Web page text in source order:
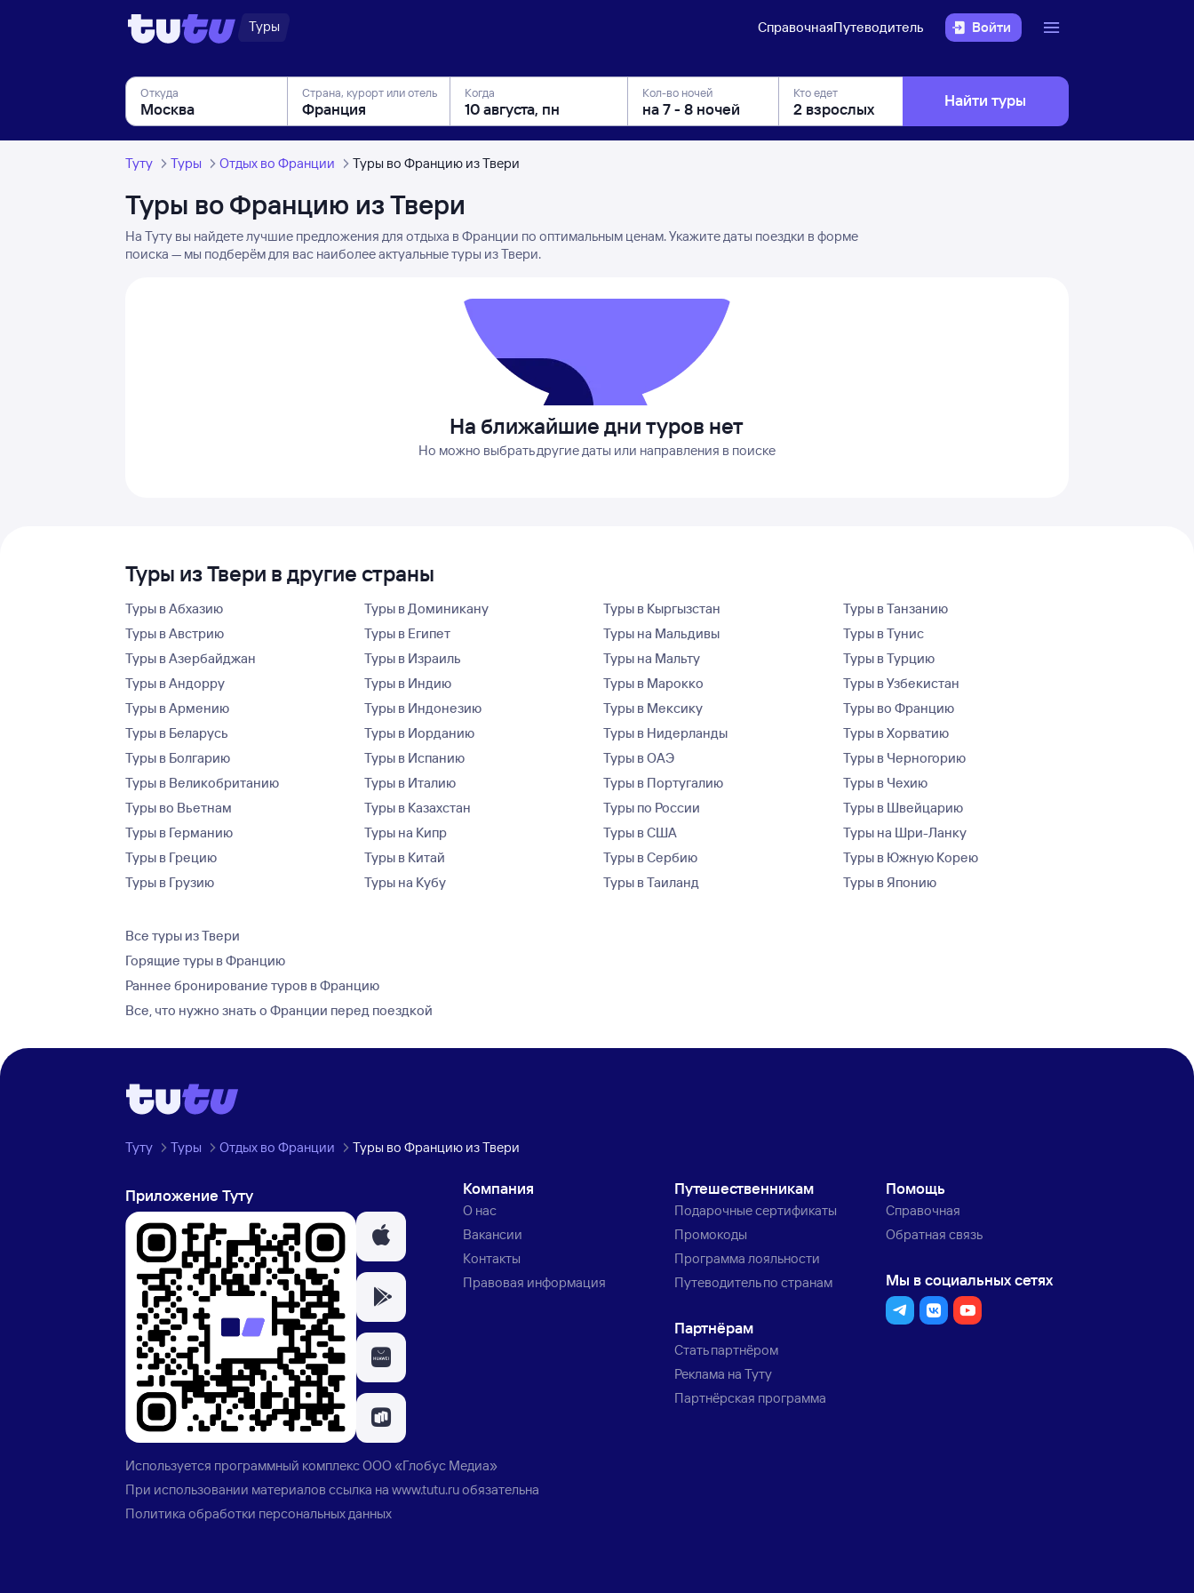
Туры СправочнаяПутеводитель Войти
Откуда Страна, курорт или отель Когда Кол-во ночей Кто едет Найти туры
Туту Туры Отдых во Франции Туры во Францию из Твери
Туры во Францию из Твери
На Туту вы найдете лучшие предложения для отдыха в Франции по оптимальным ценам. Укажите даты поездки в форме
поиска — мы подберём для вас наиболее актуальные туры из Твери.
На ближайшие дни туров нет
Но можно выбрать другие даты или направления в поиске
Туры из Твери в другие страны
Туры в Абхазию
Туры в Австрию
Туры в Азербайджан
Туры в Андорру
Туры в Армению
Туры в Беларусь
Туры в Болгарию
Туры в Великобританию
Туры во Вьетнам
Туры в Германию
Туры в Грецию
Туры в Грузию
Туры в Доминикану
Туры в Египет
Туры в Израиль
Туры в Индию
Туры в Индонезию
Туры в Иорданию
Туры в Испанию
Туры в Италию
Туры в Казахстан
Туры на Кипр
Туры в Китай
Туры на Кубу
Туры в Кыргызстан
Туры на Мальдивы
Туры на Мальту
Туры в Марокко
Туры в Мексику
Туры в Нидерланды
Туры в ОАЭ
Туры в Португалию
Туры по России
Туры в США
Туры в Сербию
Туры в Таиланд
Туры в Танзанию
Туры в Тунис
Туры в Турцию
Туры в Узбекистан
Туры во Францию
Туры в Хорватию
Туры в Черногорию
Туры в Чехию
Туры в Швейцарию
Туры на Шри-Ланку
Туры в Южную Корею
Туры в Японию
Все туры из Твери
Горящие туры в Францию
Раннее бронирование туров в Францию
Все, что нужно знать о Франции перед поездкой
Туту Туры Отдых во Франции Туры во Францию из Твери
Приложение Туту Компания
О нас
Вакансии
Контакты
Правовая информация
Путешественникам
Подарочные сертификаты
Промокоды
Программа лояльности
Путеводитель по странам
Партнёрам
Стать партнёром
Реклама на Туту
Партнёрская программа
Помощь
Справочная
Обратная связь
Мы в социальных сетях
Используется программный комплексООО «Глобус Медиа»
При использовании материалов ссылка наwww.tutu.ruобязательна
Политика обработки персональных данных